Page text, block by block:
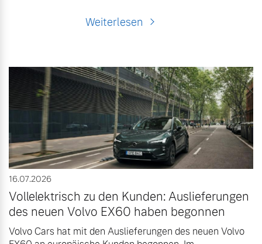
Mehr erfahren
Versicherung
Weiterlesen
16.07.2026
Vollelektrisch zu den Kunden: Auslieferungen
des neuen Volvo EX60 haben begonnen
Volvo Cars hat mit den Auslieferungen des neuen Volvo